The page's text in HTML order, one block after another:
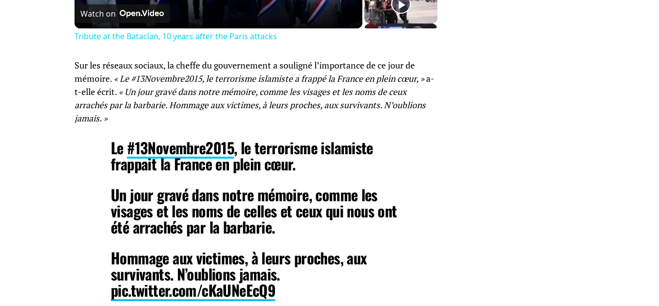
Watch on
Tribute at the Bataclan, 10 years after the Paris attacks
Sur les réseaux sociaux, la cheffe du gouvernement a souligné l’importance de ce jour de
mémoire. « Le #13Novembre2015, le terrorisme islamiste a frappé la France en plein cœur, »a-
t-elle écrit. « Un jour gravé dans notre mémoire, comme les visages et les noms de ceux
arrachés par la barbarie. Hommage aux victimes, à leurs proches, aux survivants. N’oublions
jamais. »
Le#13Novembre2015, le terrorisme islamiste
frappait la France en plein cœur.
Un jour gravé dans notre mémoire, comme les
visages et les noms de celles et ceux qui nous ont
été arrachés par la barbarie.
Hommage aux victimes, à leurs proches, aux
survivants. N’oublions jamais.
pic.twitter.com/cKaUNeEcQ9